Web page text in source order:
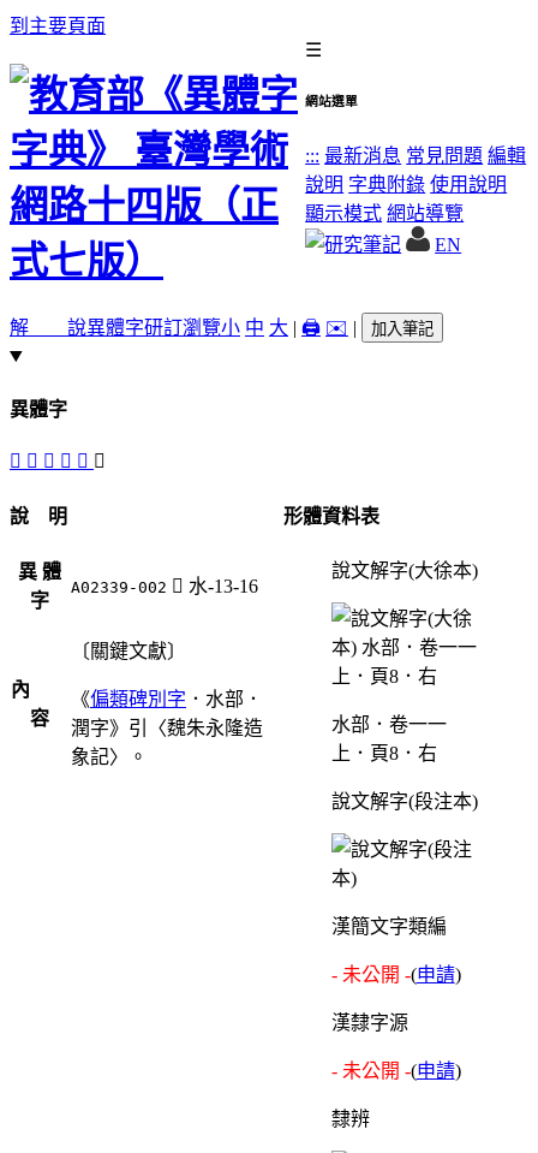
到主要頁面
☰
網站選單
::: 最新消息 常見問題 編輯
說明 字典附錄 使用說明
顯示模式 網站導覽
EN
解 說異體字研訂瀏覽小 中 大 | 🖨️ ✉️ | 加入筆記
異體字
󳓚 󳓟 󳓜 󳓝 󳓞 󳓛
說 明
異 體
字
A02339-002 󳓛 水-13-16
內
容
〔關鍵文獻〕
《偏類碑別字 ．水部．
潤字》引〈魏朱永隆造
象記〉。
形體資料表
說文解字(大徐本)
水部．卷一一
上．頁8．右
說文解字(段注本)
漢簡文字類編
- 未公開 -(申請)
漢隸字源
- 未公開 -(申請)
隸辨